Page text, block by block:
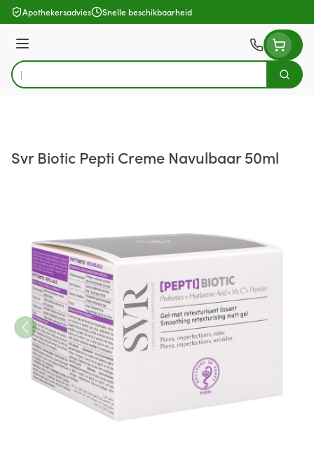
Ga naar de inhoud
Apothekersadvies Snelle beschikbaarheid
Menu
Product, merk, categorie...
Zoek
Svr Biotic Pepti Creme Navulbaar 50ml